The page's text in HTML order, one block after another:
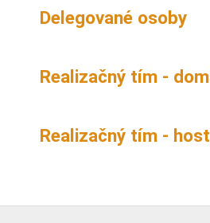
Delegované osoby
Realizačný tím -
Realizačný tím -